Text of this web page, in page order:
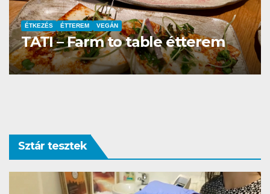
ÉTTEREM
La Villa Étterem és Pizzéria
Sztár tesztek